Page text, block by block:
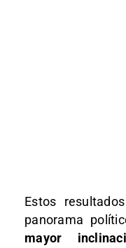
Estos
panorama
mayor